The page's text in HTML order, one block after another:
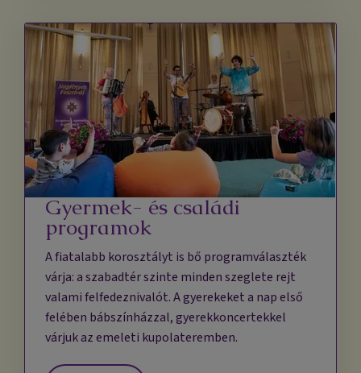
Gyermek- és családi
programok
A fiatalabb korosztályt is bő programválaszték
várja: a szabadtér szinte minden szeglete rejt
valami felfedeznivalót. A gyerekeket a nap első
felében bábszínházzal, gyerekkoncertekkel
várjuk az emeleti kupolateremben.